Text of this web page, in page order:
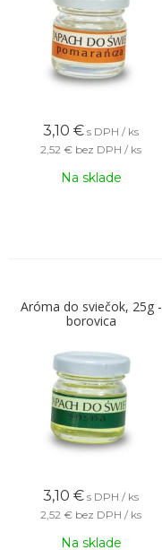
3,10 € s DPH / ks
2,52 € bez DPH / ks
Na sklade
Aróma do sviečok, 25g -
borovica
3,10 € s DPH / ks
2,52 € bez DPH / ks
Na sklade